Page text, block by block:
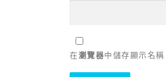
在瀏覽器中儲存顯示名